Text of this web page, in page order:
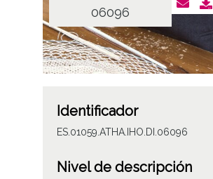
06096
Identificador
ES.01059.ATHA.IHO.DI.06096
Nivel de descripción